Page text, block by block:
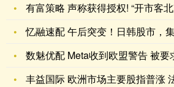
有富策略 声称获得授权! “开市客北京
忆融速配 午后突变！日韩股市，集体大跳
数魅优配 Meta收到欧盟警告 被要求向
丰益国际 欧洲市场主要股指普涨 法